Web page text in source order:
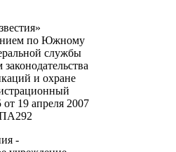
по Южному
службы
и охране
19 апреля 2007
-